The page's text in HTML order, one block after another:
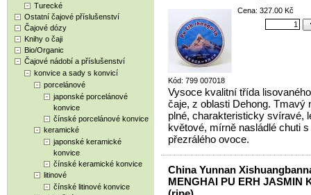
Turecké
Ostatní čajové příslušenství
Čajové dózy
Knihy o čaji
Bio/Organic
Čajové nádobí a příslušenství
konvice a sady s konvicí
porcelánové
japonské porcelánové
konvice
čínské porcelánové konvice
keramické
japonské keramické
konvice
čínské keramické konvice
litinové
čínské litinové konvice
Kód: 799 007018
Cena: 327.00 Kč
Vysoce kvalitní třída
čaje, z oblasti Dehong. Tmavý
plné, charakteristicky svíravé,
květové, mírně nasládlé chuti
přezrálého ovoce.
China Yunnan
MENGHAI PU ERH JASMIN